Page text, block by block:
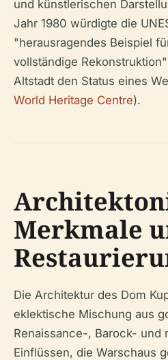
und künstlerischen
Jahr 1980 würdigte die
"herausragendes Beispiel
vollständige
Altstadt den Status eines
World Heritage Centre).
Merkmale
Die Architektur des Dom
eklektische Mischung aus
Renaissance-, Barock- und
Einflüssen, die Warschaus